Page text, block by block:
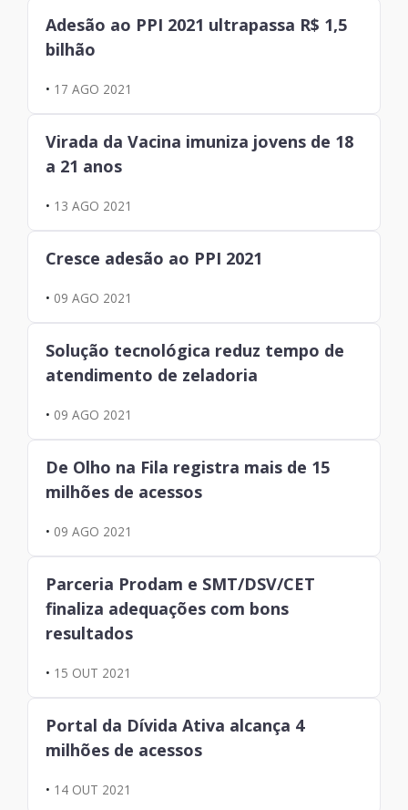
Adesão ao PPI 2021 ultrapassa R$ 1,5
bilhão
• 17 AGO 2021
Virada da Vacina imuniza jovens de 18
a 21 anos
• 13 AGO 2021
Cresce adesão ao PPI 2021
• 09 AGO 2021
Solução tecnológica reduz tempo de
atendimento de zeladoria
• 09 AGO 2021
De Olho na Fila registra mais de 15
milhões de acessos
• 09 AGO 2021
Parceria Prodam e SMT/DSV/CET
finaliza adequações com bons
resultados
• 15 OUT 2021
Portal da Dívida Ativa alcança 4
milhões de acessos
• 14 OUT 2021